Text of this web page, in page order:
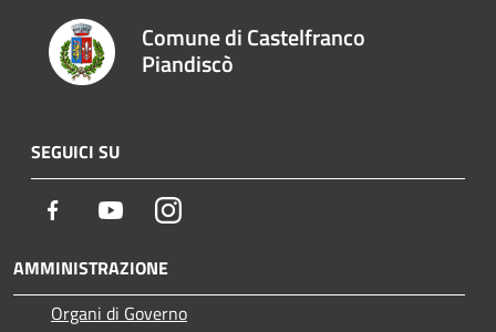
Comune di Castelfranco
Piandiscò
SEGUICI SU
Facebook YoutubeInstagram
AMMINISTRAZIONE
Organi di Governo